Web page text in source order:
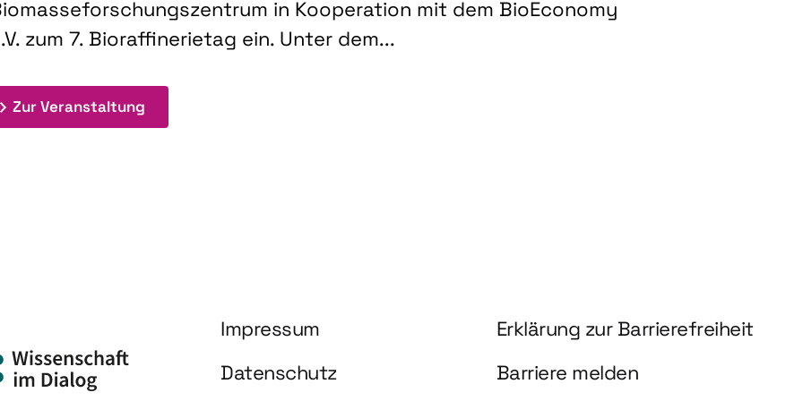
in Kooperation mit dem BioEconomy
zum 7. Bioraffinerietag ein. Unter dem...
Zur Veranstaltung: 7. Bioraffinerietag "Schlüsseltechnologien für biobasierte Produkte und Kraftstoffe"
Information und Service
Impressum
Erklärung zur Barrierefreiheit
Datenschutz
Barriere melden